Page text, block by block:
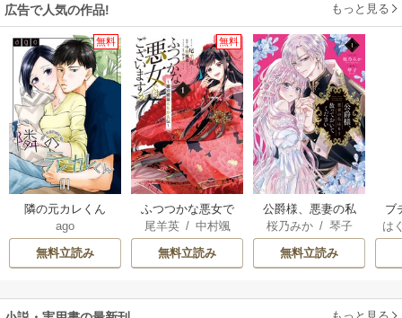
広告で人気の作品! もっと見る
無料
隣の元カレくん
ago
無料立読み
無料
ふつつかな悪女で
はございますが ～
雛宮蝶鼠とりかえ
伝～
尾羊英/ 中村颯
/ ゆき哉
無料立読み
公爵様、悪妻の私
はもう放っておい
てください
桜乃みか/ 琴子
無料立読み
ブ
復
は